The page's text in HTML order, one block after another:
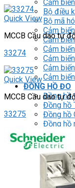
Cảm
Bộ điều
Bộ mã
Cảm
Cảm
Cảm
Cảm
Cảm
Cảm
ĐỒNG HỒ ĐO
Đồng hồ
Đồng hồ
Đồng hồ
Đồng hồ
Đồng hồ
Đồng hồ
RELAY
Relay
Relay
Relay
Quick View
MCCB Cầu dao tự
33274
Quick View
MCCB Cầu dao tự
33275